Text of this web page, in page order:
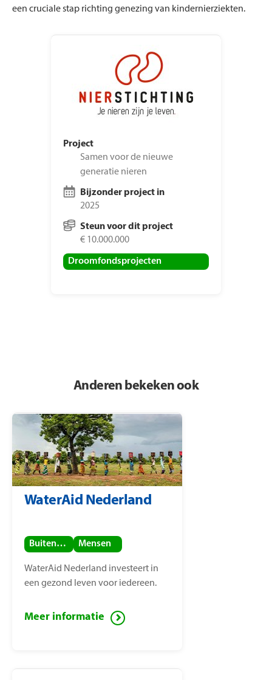
een cruciale stap richting genezing van kindernierziekten.
Project
Samen voor de nieuwe
generatie nieren
Bijzonder project in
2025
Steun voor dit project
€ 10.000.000
Droomfondsprojecten
Anderen bekeken ook
WaterAid Nederland
Buitenland Mensen
WaterAid Nederland investeert in
een gezond leven voor iedereen.
Meer informatie